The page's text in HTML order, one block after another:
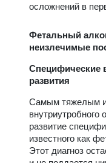
осложнений в
Фетальный
неизлечимые
Специфические
развития
Самым тяжелым
внутриутробного
развитие
известного как
Этот диагноз